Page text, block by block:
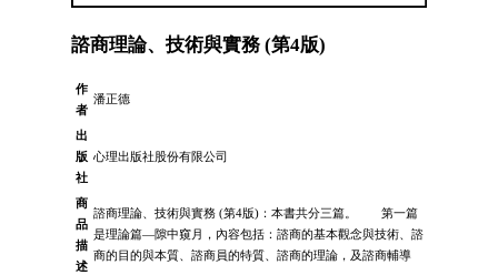
諮商理論、技術與實務 (第4版)
作
者
潘正德
出
版
社
心理出版社股份有限公司
商
品
描
述
諮商理論、技術與實務 (第4版)：本書共分三篇。 第一篇
是理論篇—隙中窺月，內容包括：諮商的基本觀念與技術、諮
商的目的與本質、諮商員的特質、諮商的理論，及諮商輔導